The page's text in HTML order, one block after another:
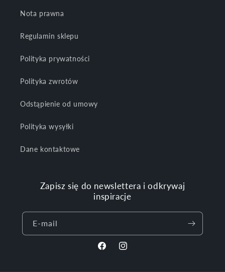
Nota prawna
Regulamin sklepu
Polityka prywatności
Polityka zwrotów
Odstąpienie od umowy
Polityka wysyłki
Dane kontaktowe
Zapisz się do newslettera i odkrywaj
inspiracje
E-mail
FacebookInstagram